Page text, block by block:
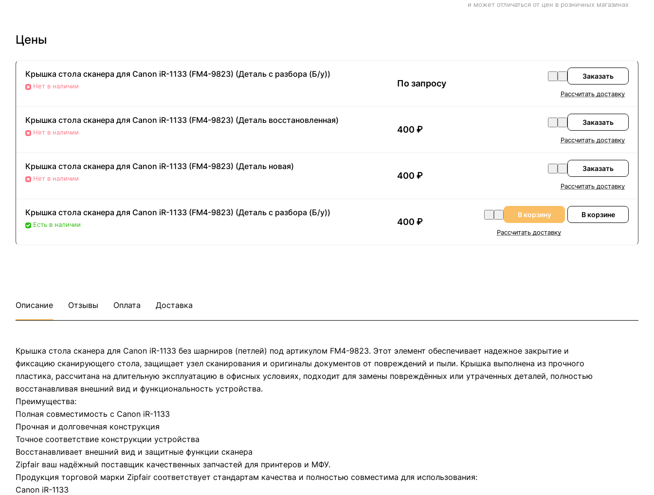
и может отличаться от цен в розничных магазинах
Цены
Крышка стола сканера для Canon iR-1133 (FM4-9823) (Деталь с разбора (Б/у))
Нет в наличии По запросу
Заказать
Рассчитать доставку
Крышка стола сканера для Canon iR-1133 (FM4-9823) (Деталь восстановленная)
Нет в наличии 400 ₽
Заказать
Рассчитать доставку
Крышка стола сканера для Canon iR-1133 (FM4-9823) (Деталь новая)
Нет в наличии 400 ₽
Заказать
Рассчитать доставку
Крышка стола сканера для Canon iR-1133 (FM4-9823) (Деталь с разбора (Б/у))
Есть в наличии 400 ₽
В корзину В корзине
Рассчитать доставку
Описание Отзывы Оплата Доставка
Крышка стола сканера для Canon iR-1133 без шарниров (петлей) под артикулом FM4-9823. Этот элемент обеспечивает надежное закрытие и
фиксацию сканирующего стола, защищает узел сканирования и оригиналы документов от повреждений и пыли. Крышка выполнена из прочного
пластика, рассчитана на длительную эксплуатацию в офисных условиях, подходит для замены повреждённых или утраченных деталей, полностью
восстанавливая внешний вид и функциональность устройства.
Преимущества:
Полная совместимость с Canon iR-1133
Прочная и долговечная конструкция
Точное соответствие конструкции устройства
Восстанавливает внешний вид и защитные функции сканера
Zipfair ваш надёжный поставщик качественных запчастей для принтеров и МФУ.
Продукция торговой марки Zipfair соответствует стандартам качества и полностью совместима для использования:
Canon iR-1133